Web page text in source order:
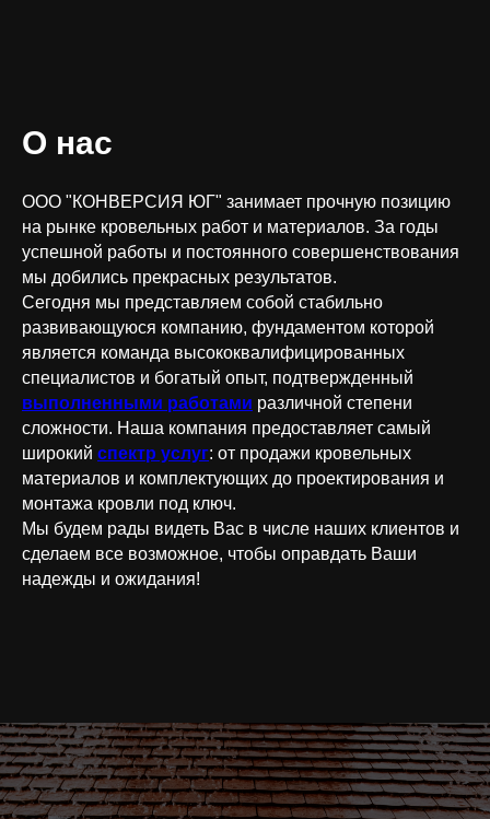
О нас
ООО "КОНВЕРСИЯ ЮГ" занимает прочную позицию
на рынке кровельных работ и материалов. За годы
успешной работы и постоянного совершенствования
мы добились прекрасных результатов.
Сегодня мы представляем собой стабильно
развивающуюся компанию, фундаментом которой
является команда высококвалифицированных
специалистов и богатый опыт, подтвержденный
выполненными работами различной степени
сложности. Наша компания предоставляет самый
широкий спектр услуг: от продажи кровельных
материалов и комплектующих до проектирования и
монтажа кровли под ключ.
Мы будем рады видеть Вас в числе наших клиентов и
сделаем все возможное, чтобы оправдать Ваши
надежды и ожидания!